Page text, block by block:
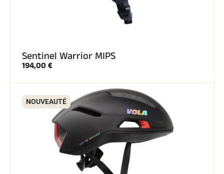
Sentinel Warrior MIPS
194,00 €
NOUVEAUTÉ